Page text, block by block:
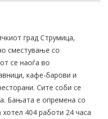
град Струмица,
сместување со
се наоѓа во
кафе-барови и
Сите соби се
Бањата е опремена со
404 работи 24 часа